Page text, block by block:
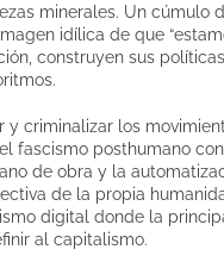
minerales. Un
idílica de que
construyen sus
y criminalizar los
fascismo posthumano
de obra y la
de la propia
digital donde la
al capitalismo.